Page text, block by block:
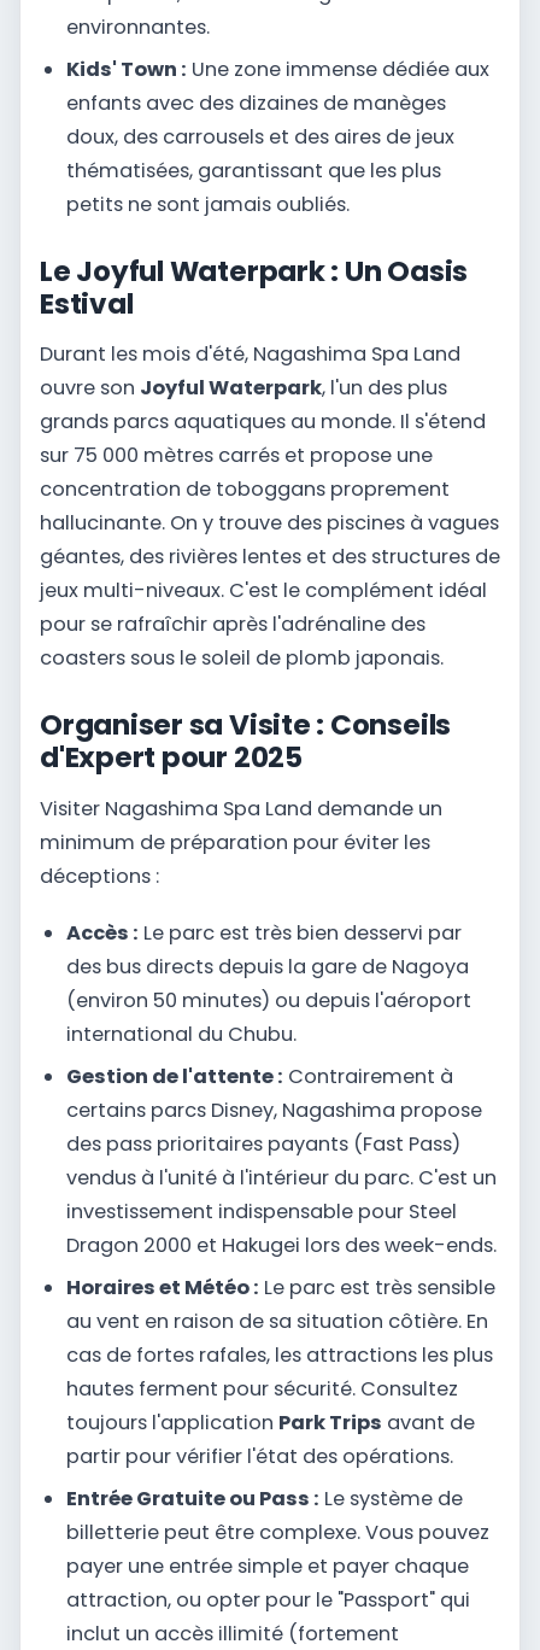
environnantes.
Kids' Town : Une zone immense dédiée aux
enfants avec des dizaines de manèges
doux, des carrousels et des aires de jeux
thématisées, garantissant que les plus
petits ne sont jamais oubliés.
Le Joyful Waterpark : Un Oasis
Estival
Durant les mois d'été, Nagashima Spa Land
ouvre son Joyful Waterpark, l'un des plus
grands parcs aquatiques au monde. Il s'étend
sur 75 000 mètres carrés et propose une
concentration de toboggans proprement
hallucinante. On y trouve des piscines à vagues
géantes, des rivières lentes et des structures de
jeux multi-niveaux. C'est le complément idéal
pour se rafraîchir après l'adrénaline des
coasters sous le soleil de plomb japonais.
Organiser sa Visite : Conseils
d'Expert pour 2025
Visiter Nagashima Spa Land demande un
minimum de préparation pour éviter les
déceptions :
Accès : Le parc est très bien desservi par
des bus directs depuis la gare de Nagoya
(environ 50 minutes) ou depuis l'aéroport
international du Chubu.
Gestion de l'attente : Contrairement à
certains parcs Disney, Nagashima propose
des pass prioritaires payants (Fast Pass)
vendus à l'unité à l'intérieur du parc. C'est un
investissement indispensable pour Steel
Dragon 2000 et Hakugei lors des week-ends.
Horaires et Météo : Le parc est très sensible
au vent en raison de sa situation côtière. En
cas de fortes rafales, les attractions les plus
hautes ferment pour sécurité. Consultez
toujours l'application Park Trips avant de
partir pour vérifier l'état des opérations.
Entrée Gratuite ou Pass : Le système de
billetterie peut être complexe. Vous pouvez
payer une entrée simple et payer chaque
attraction, ou opter pour le "Passport" qui
inclut un accès illimité (fortement